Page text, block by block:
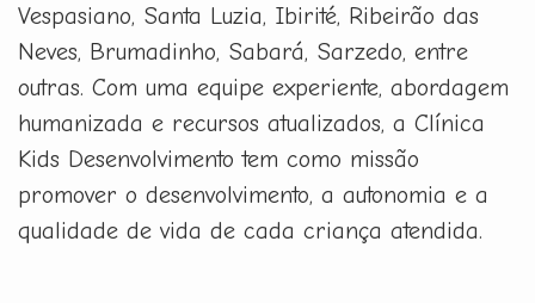
Vespasiano, Santa Luzia, Ibirité, Ribeirão das
Neves, Brumadinho, Sabará, Sarzedo, entre
outras. Com uma equipe experiente, abordagem
humanizada e recursos atualizados, a Clínica
Kids Desenvolvimento tem como missão
promover o desenvolvimento, a autonomia e a
qualidade de vida de cada criança atendida.